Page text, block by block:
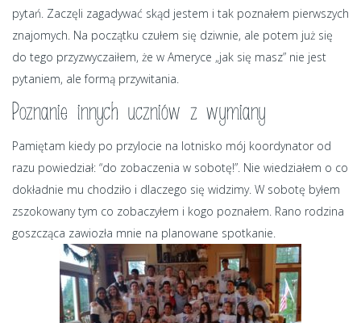
pytań. Zaczęli zagadywać skąd jestem i tak poznałem pierwszych
znajomych. Na początku czułem się dziwnie, ale potem już się
do tego przyzwyczaiłem, że w Ameryce „jak się masz” nie jest
pytaniem, ale formą przywitania.
Poznanie innych uczniów z wymiany
Pamiętam kiedy po przylocie na lotnisko mój koordynator od
razu powiedział: “do zobaczenia w sobotę!”. Nie wiedziałem o co
dokładnie mu chodziło i dlaczego się widzimy. W sobotę byłem
zszokowany tym co zobaczyłem i kogo poznałem. Rano rodzina
goszcząca zawiozła mnie na planowane spotkanie.